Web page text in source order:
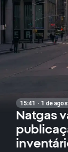
15:41 · 1 de
Natgas